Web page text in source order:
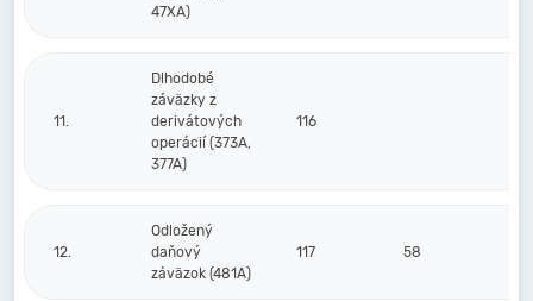
47XA)
11.
Dlhodobé
záväzky z
derivátových
operácií (373A,
377A)
116
12.
Odložený
daňový
záväzok (481A)
117 58